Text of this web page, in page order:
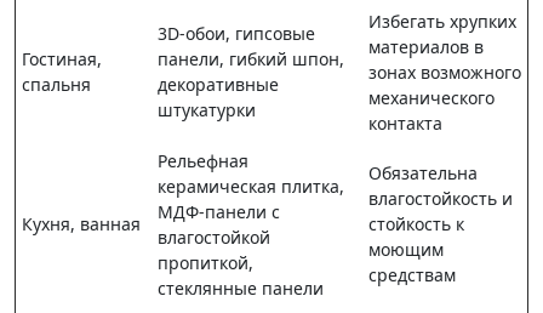
Гостиная,
спальня
3D-обои, гипсовые
панели, гибкий шпон,
декоративные
штукатурки
Избегать хрупких
материалов в
зонах возможного
механического
контакта
Кухня, ванная
Рельефная
керамическая плитка,
МДФ-панели с
влагостойкой
пропиткой,
стеклянные панели
Обязательна
влагостойкость и
стойкость к
моющим
средствам